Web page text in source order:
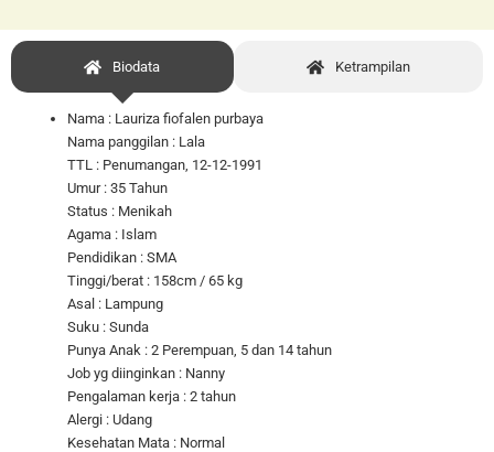
Biodata Ketrampilan
Nama : Lauriza fiofalen purbaya
Nama panggilan : Lala
TTL : Penumangan, 12-12-1991
Umur : 35 Tahun
Status : Menikah
Agama : Islam
Pendidikan : SMA
Tinggi/berat : 158cm / 65 kg
Asal : Lampung
Suku : Sunda
Punya Anak : 2 Perempuan, 5 dan 14 tahun
Job yg diinginkan : Nanny
Pengalaman kerja : 2 tahun
Alergi : Udang
Kesehatan Mata : Normal